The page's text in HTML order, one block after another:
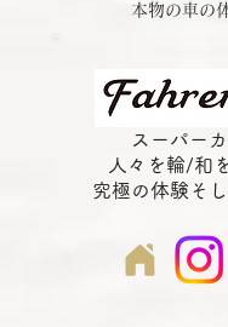
本物の車の
スーパー
人々を輪/和
究極の体験そ